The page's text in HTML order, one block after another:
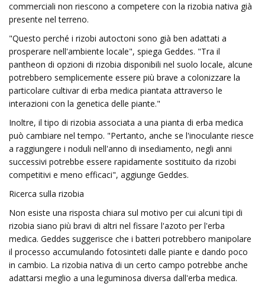
commerciali non riescono a competere con la rizobia nativa già
presente nel terreno.
"Questo perché i rizobi ​​autoctoni sono già ben adattati a
prosperare nell'ambiente locale", spiega Geddes. "Tra il
pantheon di opzioni di rizobia disponibili nel suolo locale, alcune
potrebbero semplicemente essere più brave a colonizzare la
particolare cultivar di erba medica piantata attraverso le
interazioni con la genetica delle piante."
Inoltre, il tipo di rizobia associata a una pianta di erba medica
può cambiare nel tempo. "Pertanto, anche se l'inoculante riesce
a raggiungere i noduli nell'anno di insediamento, negli anni
successivi potrebbe essere rapidamente sostituito da rizobi ​​
competitivi e meno efficaci", aggiunge Geddes.
Ricerca sulla rizobia
Non esiste una risposta chiara sul motivo per cui alcuni tipi di
rizobia siano più bravi di altri nel fissare l'azoto per l'erba
medica. Geddes suggerisce che i batteri potrebbero manipolare
il processo accumulando fotosinteti dalle piante e dando poco
in cambio. La rizobia nativa di un certo campo potrebbe anche
adattarsi meglio a una leguminosa diversa dall'erba medica.